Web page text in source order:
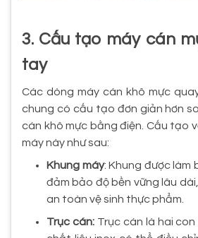
3. Cấu tạo máy cán
tay
Các dòng máy cán khô mực
chung có cấu tạo đơn giản hơn
cán khô mực bằng điện. Cấu tạo
máy này như sau:
Khung máy: Khung được làm
đảm bảo độ bền vững lâu
an toàn vệ sinh thực phẩm.
Trục cán:Trục cán là hai con